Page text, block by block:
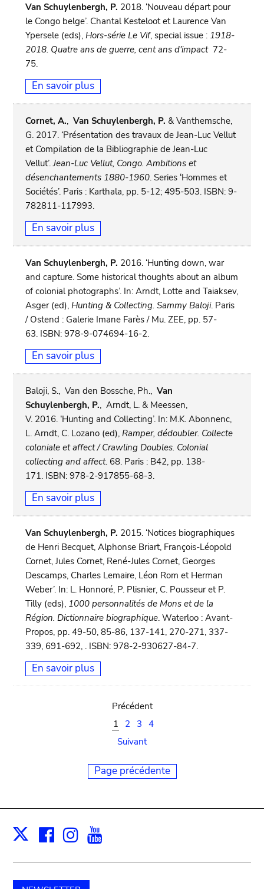
Van Schuylenbergh, P. 2018. ‘Nouveau départ pour
le Congo belge’. Chantal Kesteloot et Laurence Van
Ypersele (eds),Hors-série Le Vif, special issue : 1918-
2018. Quatre ans de guerre, cent ans d'impact72-
75.
En savoir plus
Cornet, A.,Van Schuylenbergh, P. & Vanthemsche,
G. 2017. ‘Présentation des travaux de Jean-Luc Vellut
et Compilation de la Bibliographie de Jean-Luc
Vellut’.Jean-Luc Vellut, Congo. Ambitions et
désenchantements 1880-1960. Series ‘Hommes et
Sociétés’. Paris : Karthala, pp. 5-12; 495-503. ISBN: 9-
782811-117993.
En savoir plus
Van Schuylenbergh, P. 2016. ‘Hunting down, war
and capture. Some historical thoughts about an album
of colonial photographs’. In: Arndt, Lotte and Taiaksev,
Asger (ed),Hunting & Collecting. Sammy Baloji. Paris
/ Ostend : Galerie Imane Farès / Mu. ZEE, pp. 57-
63. ISBN: 978-9-074694-16-2.
En savoir plus
Baloji, S., Van den Bossche, Ph.,Van
Schuylenbergh, P., Arndt, L. & Meessen,
V. 2016. ‘Hunting and Collecting’. In: M.K. Abonnenc,
L. Arndt, C. Lozano (ed),Ramper, dédoubler. Collecte
coloniale et affect / Crawling Doubles. Colonial
collecting and affect. 68. Paris : B42, pp. 138-
171. ISBN: 978-2-917855-68-3.
En savoir plus
Van Schuylenbergh, P. 2015. ‘Notices biographiques
de Henri Becquet, Alphonse Briart, François-Léopold
Cornet, Jules Cornet, René-Jules Cornet, Georges
Descamps, Charles Lemaire, Léon Rom et Herman
Weber’. In: L. Honnoré, P. Plisnier, C. Pousseur et P.
Tilly (eds), 1000 personnalités de Mons et de la
Région. Dictionnaire biographique. Waterloo : Avant-
Propos, pp. 49-50, 85-86, 137-141, 270-271, 337-
339, 691-692, . ISBN: 978-2-930627-84-7.
En savoir plus
Précédent
1
2 3 4
Suivant
Page précédente
X Facebook
Instagram